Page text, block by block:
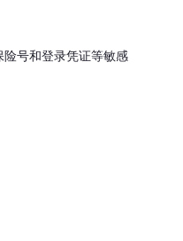
号和登录凭证等敏感